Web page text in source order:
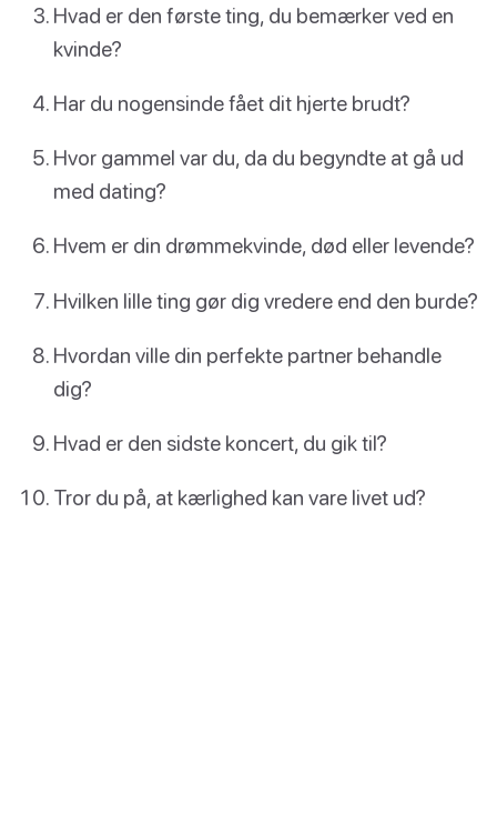
Hvad er den første ting, du bemærker ved en
kvinde?
Har du nogensinde fået dit hjerte brudt?
Hvor gammel var du, da du begyndte at gå ud
med dating?
Hvem er din drømmekvinde, død eller levende?
Hvilken lille ting gør dig vredere end den burde?
Hvordan ville din perfekte partner behandle
dig?
Hvad er den sidste koncert, du gik til?
Tror du på, at kærlighed kan vare livet ud?